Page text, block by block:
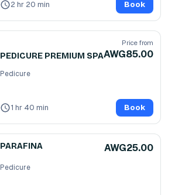
2 hr 20 min Book
PEDICURE PREMIUM SPA
Price from
AWG85.00
Pedicure
1 hr 40 min Book
PARAFINA AWG25.00
Pedicure